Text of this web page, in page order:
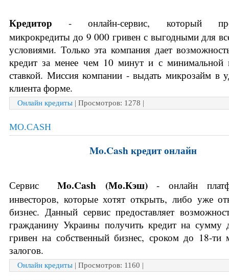
Кредитор - онлайн-сервис, который
микрокредиты до 9 000 гривен с выгодными для
условиями. Только эта компания дает
кредит за менее чем 10 минут и с минимальной
ставкой. Миссия компании - выдать микрозайм в
клиента форме.
Онлайн кредиты | Просмотров: 1278 |
MO.CASH
Mo.Cash кредит онлайн
Сервис Mo.Cash (Мо.Кэш) - онлайн
инвесторов, которые хотят открыть, либо уже
бизнес. Данный сервис предоставляет
гражданину Украины получить кредит на
гривен на собственный бизнес, сроком до 18-ти
залогов.
Онлайн кредиты | Просмотров: 1160 |